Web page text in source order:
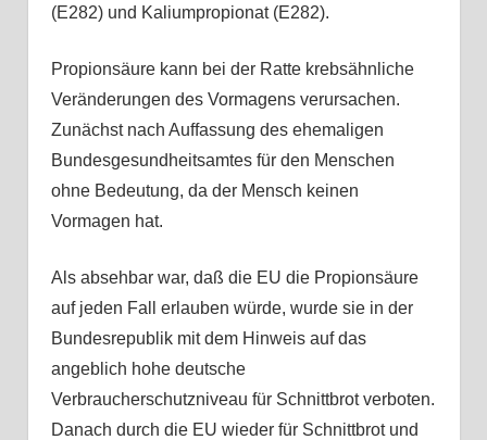
(E282) und Kaliumpropionat (E282).
Propionsäure kann bei der Ratte krebsähnliche
Veränderungen des Vormagens verursachen.
Zunächst nach Auffassung des ehemaligen
Bundesgesundheitsamtes für den Menschen
ohne Bedeutung, da der Mensch keinen
Vormagen hat.
Als absehbar war, daß die EU die Propionsäure
auf jeden Fall erlauben würde, wurde sie in der
Bundesrepublik mit dem Hinweis auf das
angeblich hohe deutsche
Verbraucherschutzniveau für Schnittbrot verboten.
Danach durch die EU wieder für Schnittbrot und